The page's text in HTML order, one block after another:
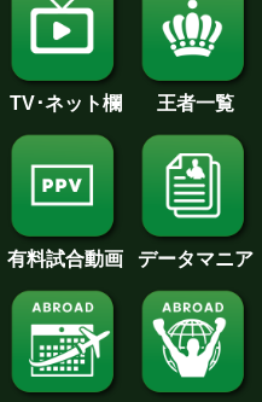
TV･ネット欄 王者一覧
有料試合動画 データマニア